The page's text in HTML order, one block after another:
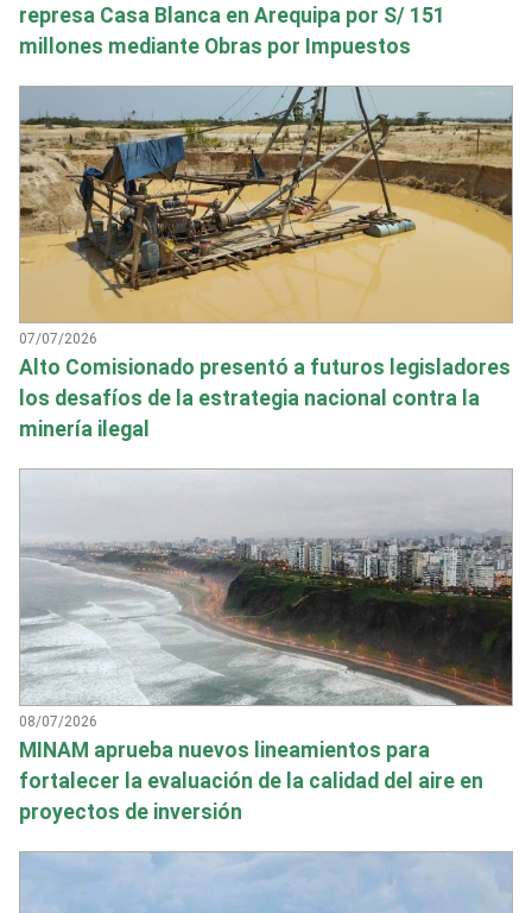
represa Casa Blanca en Arequipa por S/ 151
millones mediante Obras por Impuestos
07/07/2026
Alto Comisionado presentó a futuros legisladores
los desafíos de la estrategia nacional contra la
minería ilegal
08/07/2026
MINAM aprueba nuevos lineamientos para
fortalecer la evaluación de la calidad del aire en
proyectos de inversión